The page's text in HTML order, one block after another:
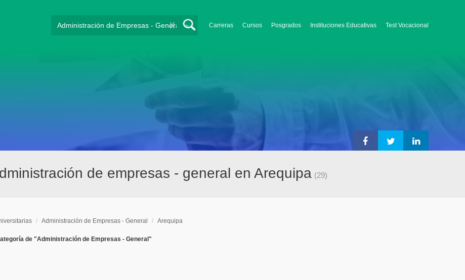
Carreras Cursos Posgrados Instituciones Educativas Test Vocacional
X
de empresas - general en Arequipa (29)
/ Administración de Empresas - General / Arequipa
de "Administración de Empresas - General"